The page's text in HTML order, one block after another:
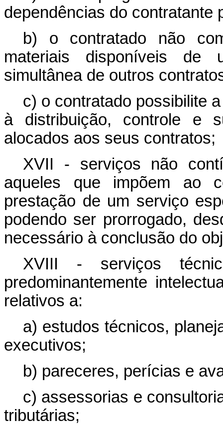
dependências do contratante
b) o contratado não
materiais disponíveis de
simultânea de outros
c) o contratado possibilite
à distribuição, controle e
alocados aos seus contratos;
XVII - serviços não
aqueles que impõem ao
prestação de um serviço
podendo ser prorrogado,
necessário à conclusão do
XVIII - serviços
predominantemente
relativos a:
a) estudos técnicos,
executivos;
b) pareceres, perícias e
c) assessorias e
tributárias;